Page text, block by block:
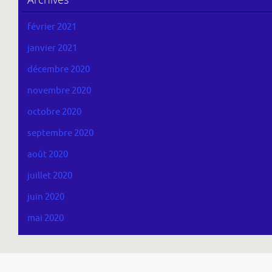
février 2021
janvier 2021
décembre 2020
novembre 2020
octobre 2020
septembre 2020
août 2020
juillet 2020
juin 2020
mai 2020